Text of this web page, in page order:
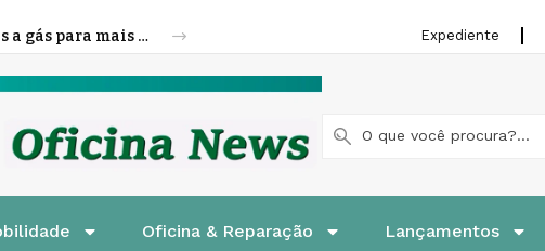
Cofap amplia linha de molas a gás para mais veículos leves e pesados Expediente
Oficina & Reparação Lançamentos